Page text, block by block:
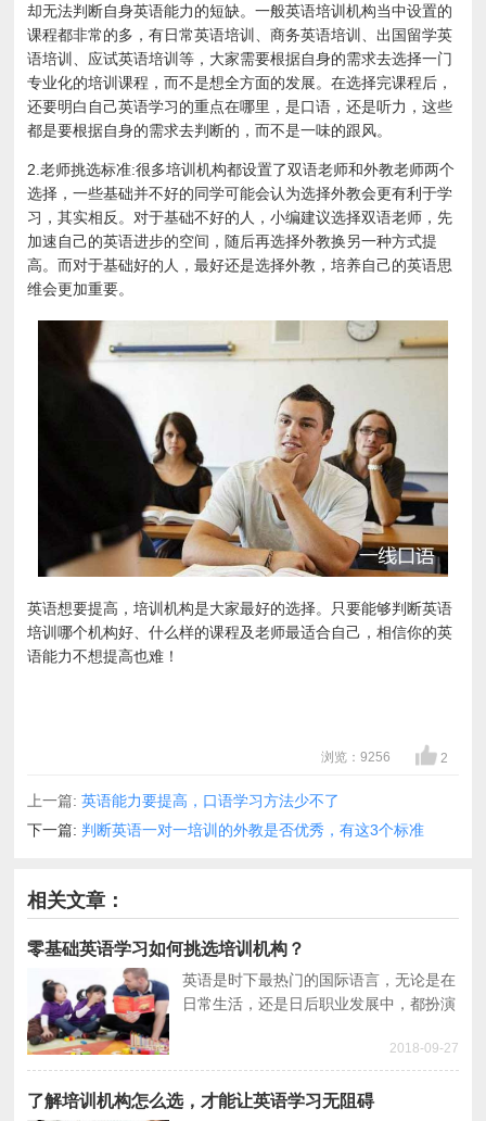
却无法判断自身英语能力的短缺。一般英语培训机构当中设置的
课程都非常的多，有日常英语培训、商务英语培训、出国留学英
语培训、应试英语培训等，大家需要根据自身的需求去选择一门
专业化的培训课程，而不是想全方面的发展。在选择完课程后，
还要明白自己英语学习的重点在哪里，是口语，还是听力，这些
都是要根据自身的需求去判断的，而不是一味的跟风。
2.老师挑选标准:很多培训机构都设置了双语老师和外教老师两个
选择，一些基础并不好的同学可能会认为选择外教会更有利于学
习，其实相反。对于基础不好的人，小编建议选择双语老师，先
加速自己的英语进步的空间，随后再选择外教换另一种方式提
高。而对于基础好的人，最好还是选择外教，培养自己的英语思
维会更加重要。
英语想要提高，培训机构是大家最好的选择。只要能够判断英语
培训哪个机构好、什么样的课程及老师最适合自己，相信你的英
语能力不想提高也难！
浏览：9256 2
上一篇:英语能力要提高，口语学习方法少不了
下一篇: 判断英语一对一培训的外教是否优秀，有这3个标准
相关文章：
零基础英语学习如何挑选培训机构？
英语是时下最热门的国际语言，无论是在
日常生活，还是日后职业发展中，都扮演
人选择报读英语培训机构。而对于英语零
基础的人来说，挑选正确的培训机构则变
得尤为重要。
2018-09-27
了解培训机构怎么选，才能让英语学习无阻碍